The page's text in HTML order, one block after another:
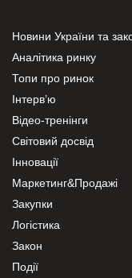
Новини України та
Аналітика ринку
Топи про ринок
Інтерв’ю
Відео-тренінги
Світовий досвід
Інновації
Маркетинг&Продажі
Закупки
Логістика
Закон
Події